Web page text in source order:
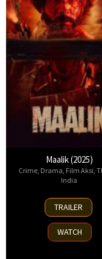
Maalik (2025)
Crime, Drama, Film Aksi,
India
11
Jul
2025
TRAILER
WATCH